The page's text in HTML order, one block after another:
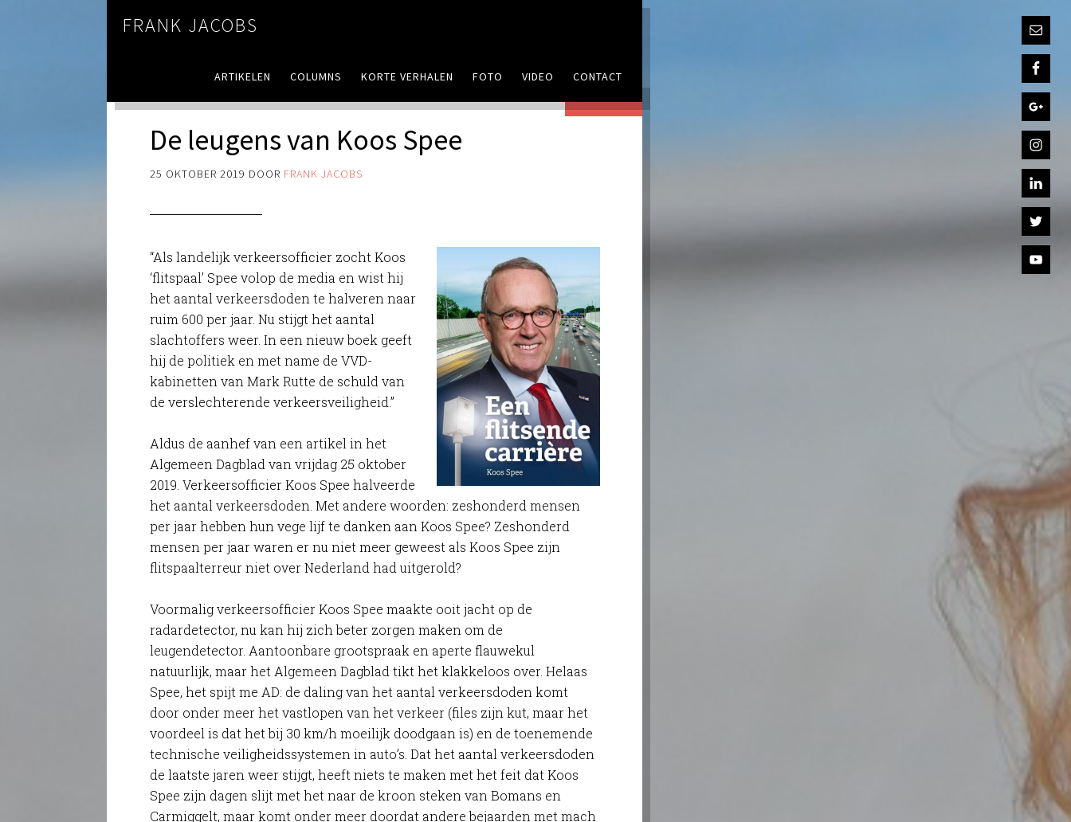
FRANK JACOBS
ARTIKELEN COLUMNS KORTE VERHALEN FOTO VIDEO CONTACT
De leugens van Koos Spee
25 OKTOBER 2019 DOOR FRANK JACOBS
“Als landelijk verkeersofficier zocht Koos
‘flitspaal’ Spee volop de media en wist hij
het aantal verkeersdoden te halveren naar
ruim 600 per jaar. Nu stijgt het aantal
slachtoffers weer. In een nieuw boek geeft
hij de politiek en met name de VVD-
kabinetten van Mark Rutte de schuld van
de verslechterende verkeersveiligheid.”
Aldus de aanhef van een artikel in het
Algemeen Dagblad van vrijdag 25 oktober
2019. Verkeersofficier Koos Spee halveerde
het aantal verkeersdoden. Met andere woorden: zeshonderd mensen
per jaar hebben hun vege lijf te danken aan Koos Spee? Zeshonderd
mensen per jaar waren er nu niet meer geweest als Koos Spee zijn
flitspaalterreur niet over Nederland had uitgerold?
Voormalig verkeersofficier Koos Spee maakte ooit jacht op de
radardetector, nu kan hij zich beter zorgen maken om de
leugendetector. Aantoonbare grootspraak en aperte flauwekul
natuurlijk, maar het Algemeen Dagblad tikt het klakkeloos over. Helaas
Spee, het spijt me AD: de daling van het aantal verkeersdoden komt
door onder meer het vastlopen van het verkeer (files zijn kut, maar het
voordeel is dat het bij 30 km/h moeilijk doodgaan is) en de toenemende
technische veiligheidssystemen in auto’s. Dat het aantal verkeersdoden
de laatste jaren weer stijgt, heeft niets te maken met het feit dat Koos
Spee zijn dagen slijt met het naar de kroon steken van Bomans en
Carmiggelt, maar komt onder meer doordat andere bejaarden met mach